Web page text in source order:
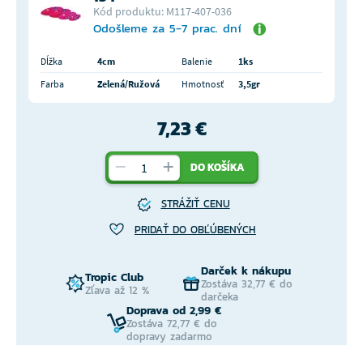
Kód produktu: M117-407-036
Odošleme za 5-7 prac. dní
Dĺžka 4cm Balenie
1ks
Farba
Zelená/Ružová Hmotnosť 3,5gr
7,23 €
DO KOŠÍKA
STRÁŽIŤ CENU
PRIDAŤ DO OBĽÚBENÝCH
Tropic Club
Zľava až 12 %
Darček k nákupu
Zostáva 32,77 € do
darčeka
Doprava od 2,99 €
Zostáva 72,77 € do
dopravy zadarmo